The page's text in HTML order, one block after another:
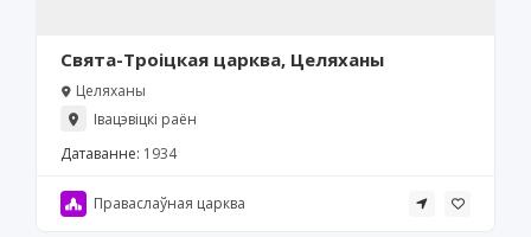
Свята-Троіцкая царква, Целяханы
Целяханы
Івацэвіцкі раён
Датаванне: 1934
Праваслаўная царква